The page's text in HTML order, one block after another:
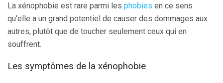
La xénophobie est rare parmi les phobies en ce sens
qu'elle a un grand potentiel de causer des dommages aux
autres, plutôt que de toucher seulement ceux qui en
souffrent.
Les symptômes de la xénophobie